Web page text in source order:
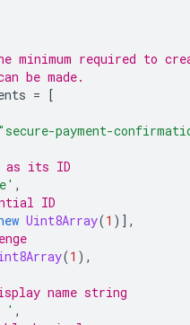
minimum required to
be made.
=
[
"secure-payment-
as its ID
,
ID
Uint8Array(1 )],
(1 ),
name string
' ,